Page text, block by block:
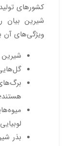
کشورهای
شیرین بیان
ویژگی‌های آن
هستند؛
بذر